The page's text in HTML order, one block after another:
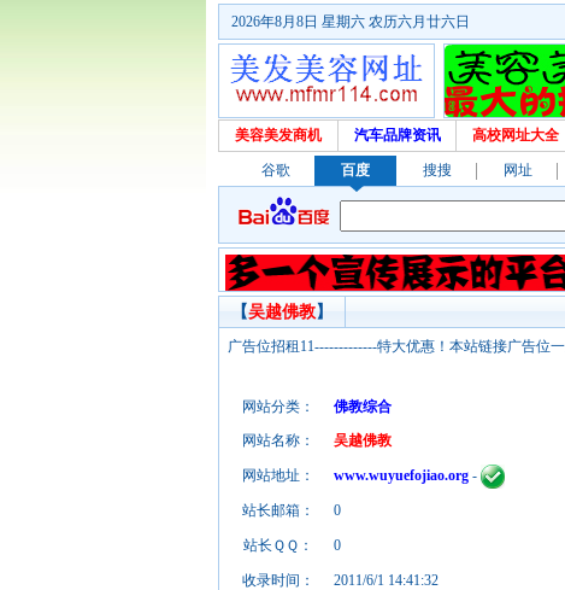
2026年8月8日 星期六 农历六月廿六日
美容美发商机 汽车品牌资讯 高校网址大全
谷歌 百度 搜搜 网址
【吴越佛教】
广告位招租11-------------特大优惠！本站链接广告位
网站分类：
佛教综合
网站名称： 吴越佛教
网站地址： www.wuyuefojiao.org -
站长邮箱： 0
站长ＱＱ： 0
收录时间： 2011/6/1 14:41:32